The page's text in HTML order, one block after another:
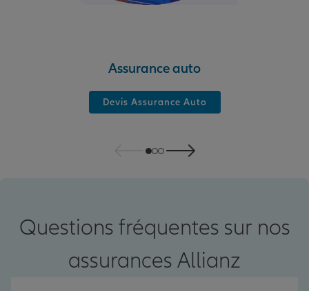
Assurance auto
Devis Assurance Auto
Questions fréquentes sur nos
assurances Allianz